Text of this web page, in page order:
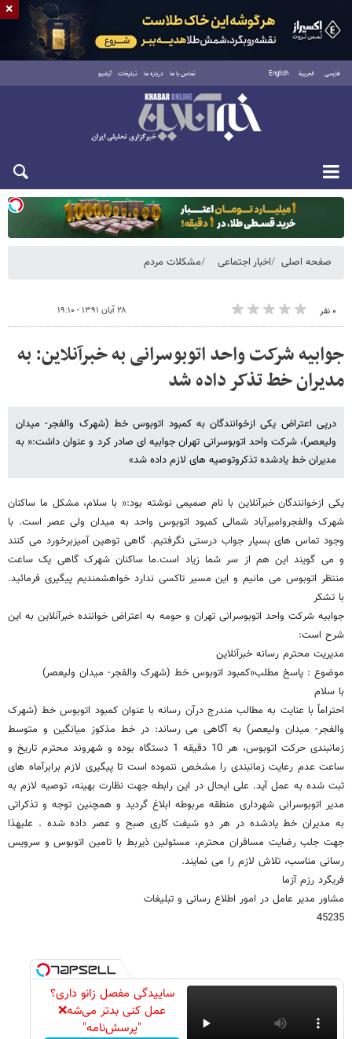
فارسی العربية English تماس با ما درباره ما تبلیغات آرشیو
یکشنبه ۱۸ مرداد ۱۴۰۵
صفحه اصلی اخبار اجتماعی مشکلات مردم
۰ نفر ۲۸ آبان ۱۳۹۱ - ۱۹:۱۰
جوابیه شرکت واحد اتوبوسرانی به خبرآنلاین: به
مدیران خط تذکر داده شد
درپی اعتراض یکی ازخوانندگان به کمبود اتوبوس خط (شهرک والفجر- میدان
ولیعصر)، شرکت واحد اتوبوسرانی تهران جوابیه ای صادر کرد و عنوان داشت:« به
مدیران خط یادشده تذکروتوصیه های لازم داده شد»
یکی ازخوانندگان خبرآنلاین با نام صمیمی نوشته بود:« با سلام، مشکل ما ساکنان
شهرک والفجروامیرآباد شمالی کمبود اتوبوس واحد به میدان ولی عصر است. با
وجود تماس های بسیار جواب درستی نگرفتیم. گاهی توهین آمیزبرخورد می کنند
و می گویند این هم از سر شما زیاد است.ما ساکنان شهرک گاهی یک ساعت
منتظر اتوبوس می مانیم و این مسیر تاکسی ندارد خواهشمندیم پیگیری فرمائید.
با تشکر
جوابیه شرکت واحد اتوبوسرانی تهران و حومه به اعتراض خواننده خبرآنلاین به این
شرح است:
مدیریت محترم رسانه خبرآنلاین
موضوع : پاسخ مطلب«کمبود اتوبوس خط (شهرک والفجر- میدان ولیعصر)
با سلام
احتراماً با عنایت به مطالب مندرج درآن رسانه با عنوان کمبود اتوبوس خط (شهرک
والفجر- میدان ولیعصر) به آگاهی می رساند: در خط مذکوز میانگین و متوسط
زمانبندی حرکت اتوبوس، هر 10 دقیقه 1 دستگاه بوده و شهروند محترم تاریخ و
ساعت عدم رعایت زمانبندی را مشخص ننموده است تا پیگیری لازم برابرآماه های
ثبت شده به عمل آید. علی ایحال در این رابطه جهت نظارت بهینه، توصیه لازم به
مدیر اتوبوسرانی شهرداری منطقه مربوطه ابلاغ گردید و همچنین توجه و تذکراتی
به مدیران خط یادشده در هر دو شیفت کاری صبح و عصر داده شده . علیهذا
جهت جلب رضایت مسافران محترم، مسئولین ذیربط با تامین اتوبوس و سرویس
رسانی مناسب، تلاش لازم را می نمایند.
فریگرد رزم آزما
مشاور مدیر عامل در امور اطلاع رسانی و تبلیغات
45235
ساییدگی مفصل زانو داری؟
عمل کنی بدتر می‌شه❌
"پرسش‌نامه"
×